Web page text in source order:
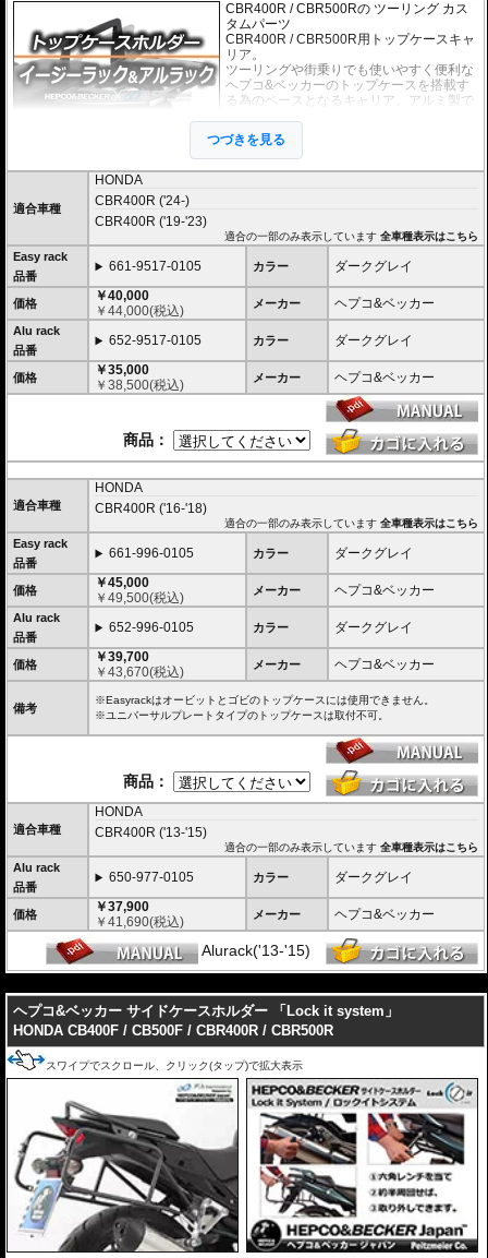
CBR400R / CBR500Rの ツーリング カス
タムパーツ
CBR400R / CBR500R用トップケースキャ
リア。
ツーリングや街乗りでも使いやすく便利な
ヘプコ&ベッカーのトップケースを搭載す
る為のベースとなるキャリア。アルミ製で
いなくても現代のバイクに違和感なく溶け
込むデザインです。
２種類のホルダーをラインナップ。
ヘプコ&ベッカーのトップケース
(垂直に立っている部分)が、折りたたみタイプと固定タイプの2種類をラインナ
ップ。お客様の使用スタイルによってお選びいただけます。
折りたたみタイプ Easy rack / イージーラック
位置決めガイドが折りたたみ式のため、簡単にフラットな簡易キャリアとなり
ます。
トップケースを必要としないような、ちょっとした荷物を載せる場合に便利で
す。
固定タイプ Alu rack / アルラック
位置決めガイドがボルトで固定されたタイプ。取り外せばフラットな簡易キャ
リアとなります。
ケースを取り付けたまま使用することが多い場合にお勧め。
その他、付属の取付用フレームなどは共通です。
高耐久パウダー塗装仕上げ。
※写真のEasylackは位置決めガイドを立てた状態、Alurackは位置決めガイドを
取り付けた状態です。
ヘプコ&ベッカーのトップケースはこちらからご確認下さい。
つづきを見る
適合車種
HONDA
CBR400R ('24-)
CBR400R ('19-'23)
適合の一部のみ表示しています全車種表示はこちら
Easy rack
品番
661-9517-0105 カラー ダークグレイ
価格
￥40,000
￥44,000(税込) メーカー ヘプコ&ベッカー
Alu rack
品番
652-9517-0105 カラー ダークグレイ
価格
￥35,000
￥38,500(税込) メーカー ヘプコ&ベッカー
商品：
適合車種
HONDA
CBR400R ('16-'18)
適合の一部のみ表示しています全車種表示はこちら
Easy rack
品番
661-996-0105 カラー ダークグレイ
価格
￥45,000
￥49,500(税込) メーカー ヘプコ&ベッカー
Alu rack
品番
652-996-0105 カラー ダークグレイ
価格
￥39,700
￥43,670(税込) メーカー ヘプコ&ベッカー
備考
※Easyrackはオービットとゴビのトップケースには使用できません。
※ユニバーサルプレートタイプのトップケースは取付不可。
商品：
適合車種
HONDA
CBR400R ('13-'15)
適合の一部のみ表示しています全車種表示はこちら
Alu rack
品番
650-977-0105 カラー ダークグレイ
価格
￥37,900
￥41,690(税込) メーカー ヘプコ&ベッカー
Alurack('13-'15)
ヘプコ&ベッカー サイドケースホルダー 「Lock it system」
HONDA CB400F / CB500F / CBR400R / CBR500R
スワイプでスクロール、クリック(タップ)で拡大表示